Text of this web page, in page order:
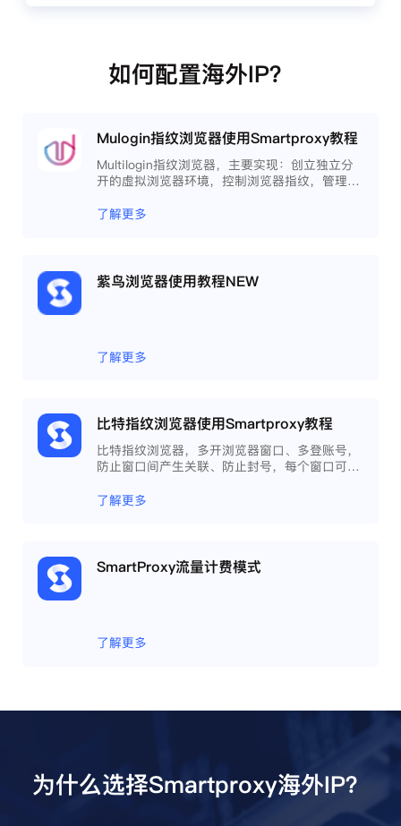
如何配置海外IP？
Mulogin指纹浏览器使用Smartproxy教程
Multilogin指纹浏览器，主要实现：创立独立分
开的虚拟浏览器环境，控制浏览器指纹，管理多
程，开发网络自动化等。
了解更多
紫鸟浏览器使用教程NEW
了解更多
比特指纹浏览器使用Smartproxy教程
比特指纹浏览器，多开浏览器窗口、多登账号，
防止窗口间产生关联、防止封号，每个窗口可以
相互间完全环境独立、隔离，避免关联封号。
了解更多
SmartProxy流量计费模式
了解更多
为什么选择Smartproxy海外IP？